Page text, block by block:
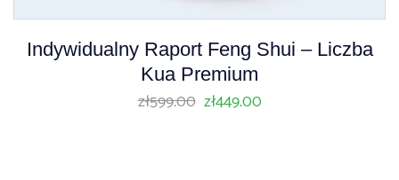
Indywidualny Raport Feng Shui – Liczba
Kua Premium
zł599.00 zł449.00